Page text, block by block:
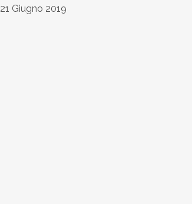
21 Giugno 2019